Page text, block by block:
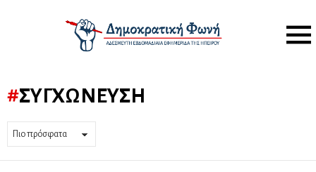
Menu
ΣΥΓΧΏΝΕΥΣΗ